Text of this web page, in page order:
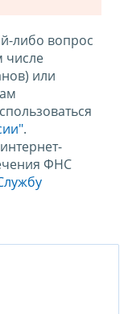
либо вопрос
числе
или
.
ФНС